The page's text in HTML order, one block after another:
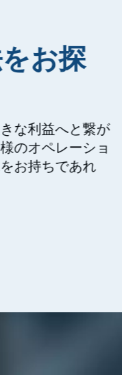
お探
な利益へと繋が
のオペレーショ
お持ちであれ